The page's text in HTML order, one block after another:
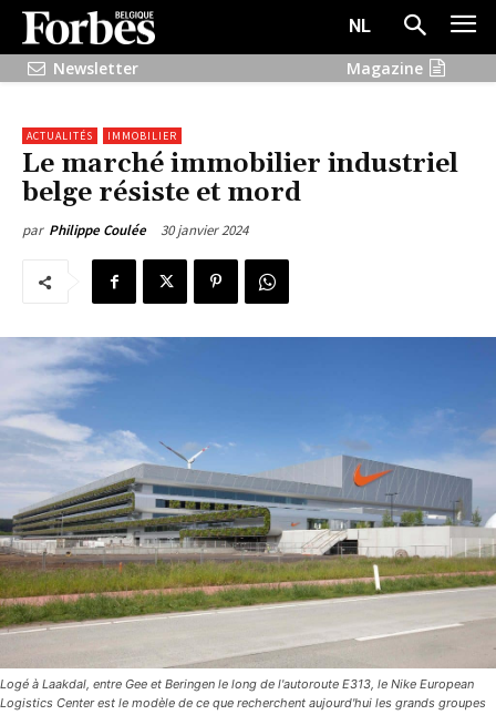
NL
Newsletter
Magazine
ACTUALITÉS IMMOBILIER
Le marché immobilier industriel
belge résiste et mord
par Philippe Coulée 30 janvier 2024
Logé à Laakdal, entre Gee et Beringen le long de l'autoroute E313, le Nike European
Logistics Center est le modèle de ce que recherchent aujourd'hui les grands groupes